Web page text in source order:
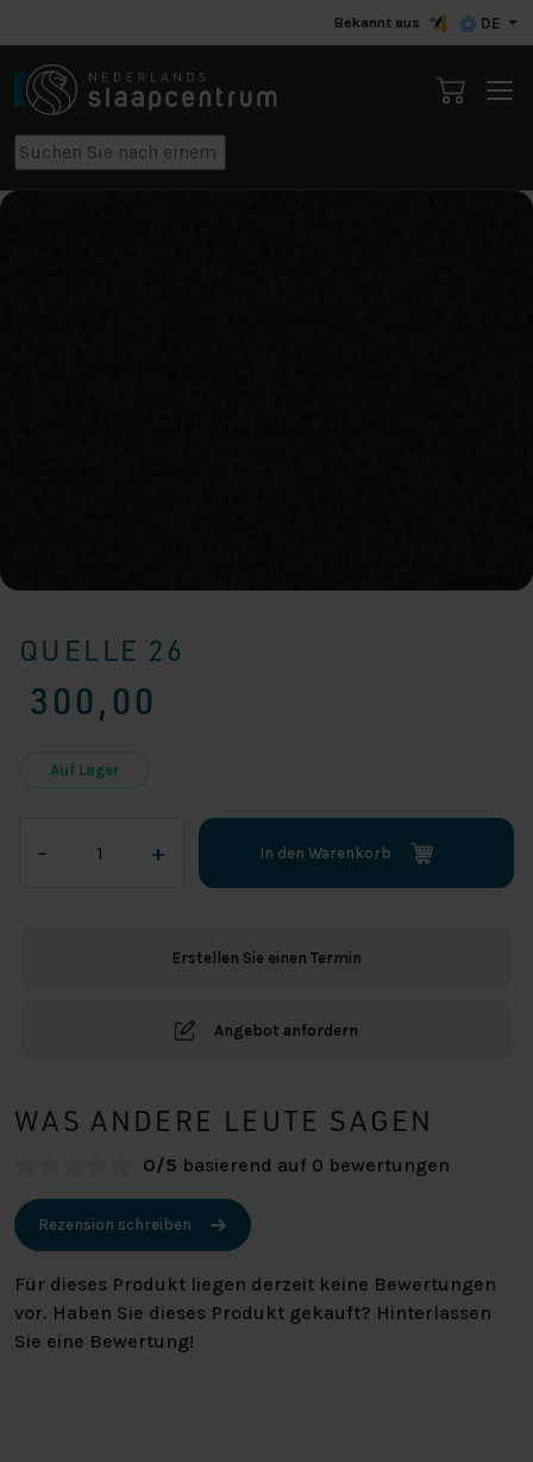
Bekannt aus DE
QUELLE 26
300,00
Auf Lager
–
26
+ In den Warenkorb
Erstellen Sie einen Termin
Angebot anfordern
WAS ANDERE LEUTE SAGEN
0/5 basierend auf 0 bewertungen
Rezension schreiben
Für dieses Produkt liegen derzeit keine Bewertungen
vor. Haben Sie dieses Produkt gekauft? Hinterlassen
Sie eine Bewertung!